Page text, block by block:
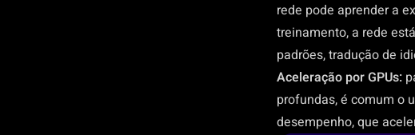
rede pode aprender a
treinamento, a rede
padrões, tradução de
Aceleração por GPUs:
profundas, é comum o
desempenho, que